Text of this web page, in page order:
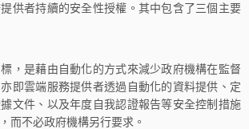
供者持續的安全性授權。其中包含了三個主要
是藉由自動化的方式來減少政府機構在監督
即雲端服務提供者透過自動化的資料提供、定
文件、以及年度自我認證報告等安全控制措施
而不必政府機構另行要求。